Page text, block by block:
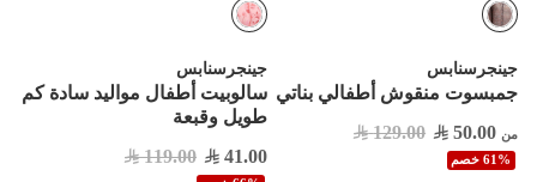
جينجرسنابس
جمبسوت منقوش أطفالي بناتي
من 50.00
129.00
61% خصم
جينجرسنابس
سالوبيت أطفال مواليد سادة كم
طويل وقبعة
41.00
119.00